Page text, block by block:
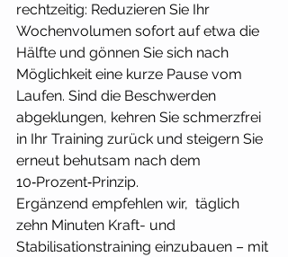
rechtzeitig: Reduzieren Sie Ihr
Wochenvolumen sofort auf etwa die
Hälfte und gönnen Sie sich nach
Möglichkeit eine kurze Pause vom
Laufen. Sind die Beschwerden
abgeklungen, kehren Sie schmerzfrei
in Ihr Training zurück und steigern Sie
erneut behutsam nach dem
10‑Prozent‑Prinzip.
Ergänzend empfehlen wir,  täglich
zehn Minuten Kraft- und
Stabilisationstraining einzubauen – mit